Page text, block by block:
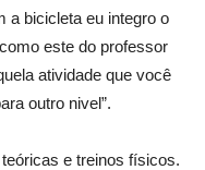
bicicleta eu integro o
este do professor
atividade que você
outro nivel”.
e treinos físicos.